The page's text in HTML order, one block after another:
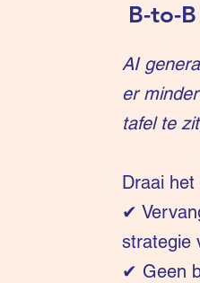
B-to-
AI
er
tafel te
Draai
✔
strategie
✔ Geen